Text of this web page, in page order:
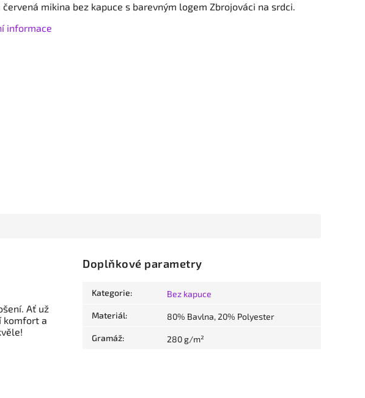
červená mikina bez kapuce s barevným logem Zbrojováci na srdci.
informace
Ať už
komfort a
Doplňkové parametry
Kategorie: Bez kapuce
Materiál: 80% Bavlna, 20% Polyester
Gramáž: 280 g/m²